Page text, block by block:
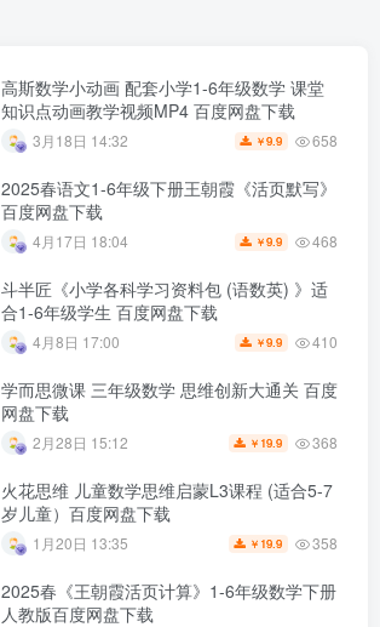
高斯数学小动画 配套小学1-6年级数学 课堂
知识点动画教学视频MP4 百度网盘下载
3月18日 14:32 ￥9.9 658
2025春语文1-6年级下册王朝霞《活页默写》
百度网盘下载
4月17日 18:04 ￥9.9 468
斗半匠《小学各科学习资料包 (语数英) 》适
合1-6年级学生 百度网盘下载
4月8日 17:00 ￥9.9 410
学而思微课 三年级数学 思维创新大通关 百度
网盘下载
2月28日 15:12 ￥ 19.9 368
火花思维 儿童数学思维启蒙L3课程 (适合5-7
岁儿童）百度网盘下载
1月20日 13:35 ￥ 19.9 358
2025春《王朝霞活页计算》1-6年级数学下册
人教版百度网盘下载